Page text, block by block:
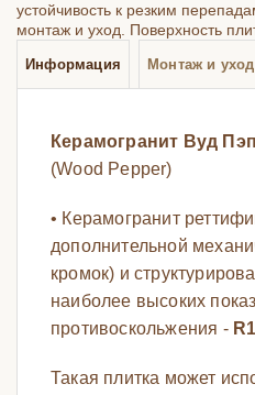
устойчивость к резким
монтаж и уход. Поверхность
Информация Монтаж и уход
Керамогранит Вуд
(Wood Pepper)
• Керамогранит
дополнительной
кромок) и
наиболее высоких
противоскольжения -
Такая плитка может